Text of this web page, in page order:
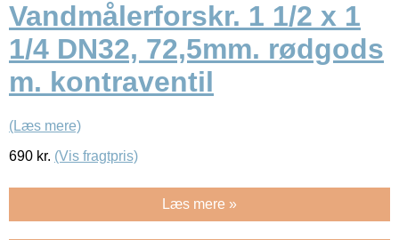
Vandmålerforskr. 1 1/2 x 1
1/4 DN32, 72,5mm. rødgods
m. kontraventil
(Læs mere)
690 kr. (Vis fragtpris)
Læs mere »